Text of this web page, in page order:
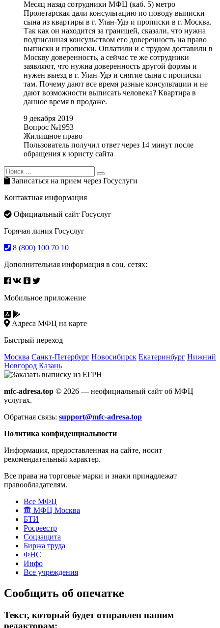
Месяц назад сотрудники МФЦ (каб. 5) метро
Пролетарская дали консультацию по поводу выписки
сына из квартиры в г. Улан-Удэ и прописки в г. Москва.
Так как он находится за границей, сказали, что нужна
подписанная консульством его доверенность на право
выписки и прописки. Оплатили и с трудом доставили в
Москву доверенность, а сейчас те же сотрудники
заявляют, что нужна доверенность другой формы и
нужен выезд в г. Улан-Удэ и снятие сына с прописки
там. Почему дают все время разные консультации и не
дают возможности выписать человека? Квартира в
данное время в продаже.
9 декабря 2019
Вопрос №1953
Жилищное право
Пользователь получил ответ через 14 минут после
обращения к юристу сайта
Search
for:
Search
Записаться на прием через Госуслуги
Контактная информация
Официальный сайт Госуслуг
Горячая линия Госуслуг
8 (800) 100 70 10
Дополнительная информация в соц. сетях:
Мобильное приложение
Адреса МФЦ на карте
Быстрый переход
Москва Санкт-Петербург Новосибирск Екатеринбург Нижний
Новгород Казань
mfc-adresa.top © 2026 — неофициальный сайт об МФЦ
услугах.
Обратная связь: support@mfc-adresa.top
Политика конфиденциальности
Информация, предоставленная на сайте, носит
рекомендательный характер.
Все права на торговые марки и знаки принадлежат
правообладателям.
Все МФЦ
МФЦ Москва
БТИ
Росреестр
Соцзащита
Биржа труда
ФНС
Инфо
Все учреждения
Сообщить об опечатке
Текст, который будет отправлен нашим
редакторам: